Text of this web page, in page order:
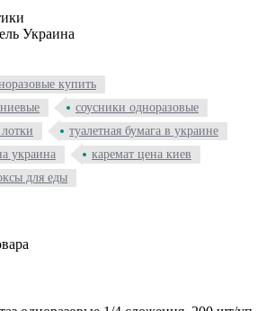
Украина
купить
соусники одноразовые
туалетная бумага в украине
украина
каремат цена киев
для еды